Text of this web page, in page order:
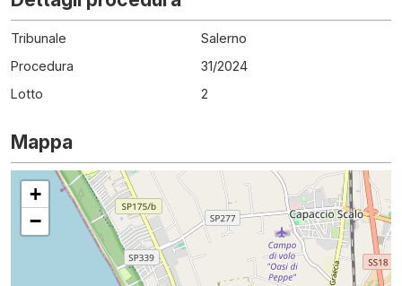
Tribunale
Salerno
Procedura
31/2024
Lotto
2
Mappa
+
−